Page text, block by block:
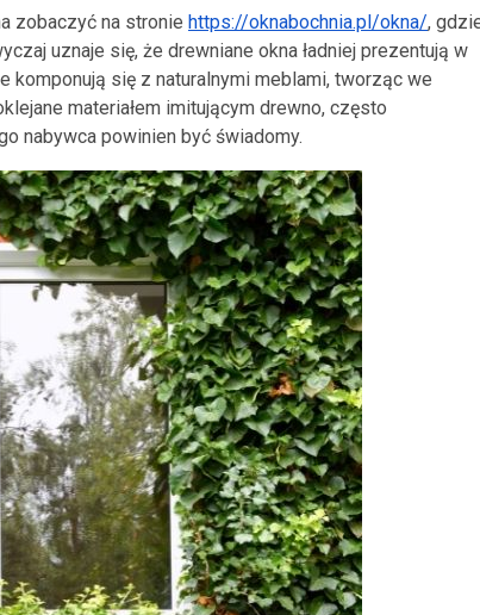
zobaczyć na stronie https://oknabochnia.pl/okna/,
uznaje się, że drewniane okna ładniej prezentują w
komponują się z naturalnymi meblami, tworząc we
materiałem imitującym drewno, często
nabywca powinien być świadomy.